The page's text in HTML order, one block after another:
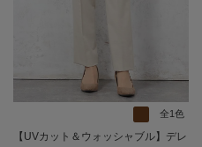
全1色
【UVカット＆ウォッシャブル】デレ